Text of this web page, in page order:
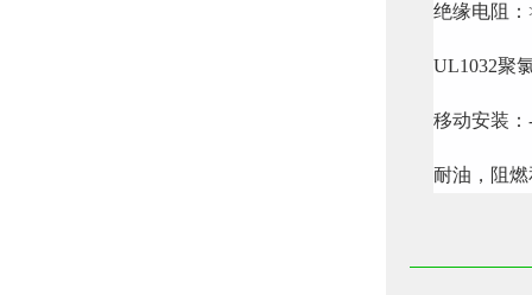
绝缘电阻：
UL1032聚
移动安装：
耐油，阻燃